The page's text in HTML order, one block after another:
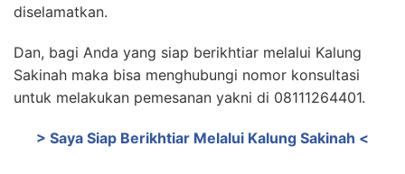
diselamatkan.
Dan, bagi Anda yang siap berikhtiar melalui Kalung
Sakinah maka bisa menghubungi nomor konsultasi
untuk melakukan pemesanan yakni di 08111264401.
> Saya Siap Berikhtiar Melalui Kalung Sakinah <